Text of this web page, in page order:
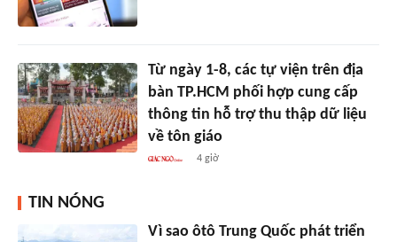
Từ ngày 1-8, các tự viện trên địa
bàn TP.HCM phối hợp cung cấp
thông tin hỗ trợ thu thập dữ liệu
về tôn giáo
4 giờ
TIN NÓNG
Vì sao ôtô Trung Quốc phát triển